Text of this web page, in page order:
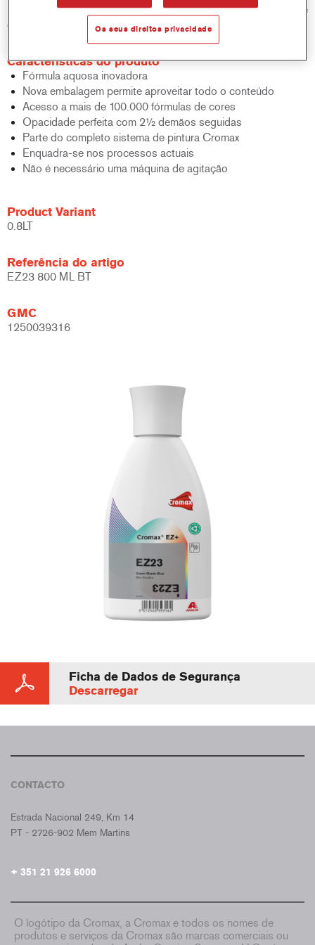
padrão de base bicamada aquosa em termos de desempenho e
eficiência.
Características do produto
Fórmula aquosa inovadora
Nova embalagem permite aproveitar todo o conteúdo
Acesso a mais de 100.000 fórmulas de cores
Opacidade perfeita com 2½ demãos seguidas
Parte do completo sistema de pintura Cromax
Enquadra-se nos processos actuais
Não é necessário uma máquina de agitação
Product Variant
0.8LT
Referência do artigo
EZ23 800 ML BT
GMC
1250039316
Ficha de Dados de Segurança
Descarregar
CONTACTO
Estrada Nacional 249, Km 14
PT - 2726-902 Mem Martins
+ 351 21 926 6000
O logótipo da Cromax, a Cromax e todos os nomes de
produtos e serviços da Cromax são marcas comerciais ou
Os seus direitos privacidade